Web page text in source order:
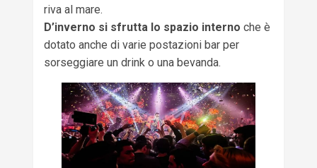
riva al mare.
D’inverno si sfrutta lo spazio interno che è
dotato anche di varie postazioni bar per
sorseggiare un drink o una bevanda.